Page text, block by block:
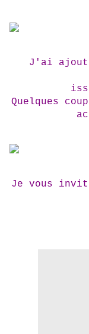
J'ai
Quelques
Je vous